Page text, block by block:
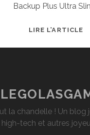
Backup Plus Ultra
LIRE L’ARTICLE
la chandelle ! Un blog
high-tech et autres